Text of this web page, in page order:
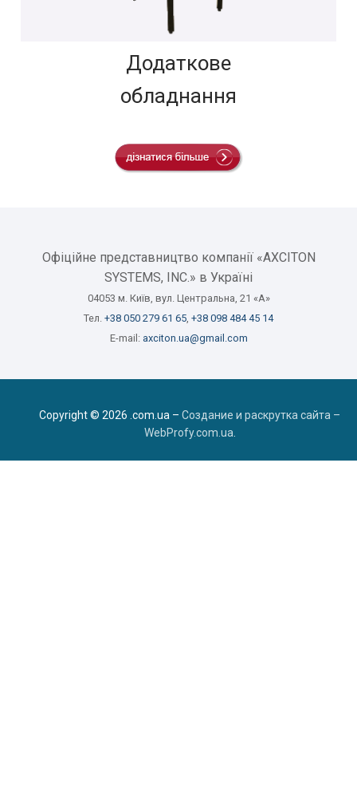
Додаткове
обладнання
Офіційне представництво компанії «AXCITON
SYSTEMS, INC.» в Україні
04053 м. Київ, вул. Центральна, 21 «А»
Тел. +38 050 279 61 65 +38 098 484 45 14
E-mail: axciton.ua@gmail.com
Copyright © 2026 .com.ua – Создание и раскрутка сайта –
WebProfy.com.ua